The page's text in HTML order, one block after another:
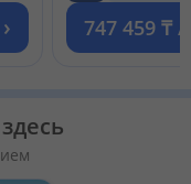
› 747 459 ₸